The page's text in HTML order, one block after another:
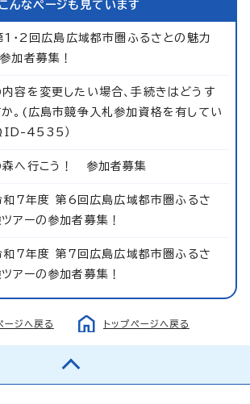
こんなページも見ています
・2回広島広域都市圏ふるさとの魅力
加者募集！
容を変更したい場合、手続きはどうす
。(広島市競争入札参加資格を有してい
4535）
森へ行こう！ 参加者募集
和7年度 第6回広島広域都市圏ふるさ
アーの参加者募集！
和7年度 第7回広島広域都市圏ふるさ
アーの参加者募集！
ージへ戻る トップページへ戻る